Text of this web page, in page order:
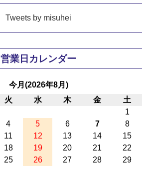
Tweets by misuhei
営業日カレンダー
今月(2026年8月)
火 水 木 金
土
1
4 5 6 7
8
11 12 13 14
15
18 19 20 21
22
25 26 27 28
29